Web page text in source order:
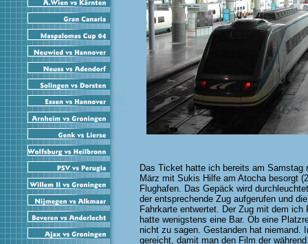
Das Ticket hatte ich bereits am Samstag
März mit Sukis Hilfe am Atocha besorgt
Flughafen. Das Gepäck wird
der entsprechende Zug aufgerufen und
Fahrkarte entwertet. Der Zug mit dem
hatte wenigstens eine Bar. Ob eine
nicht zu sagen. Gestanden hat niemand.
gereicht, damit man den Film der